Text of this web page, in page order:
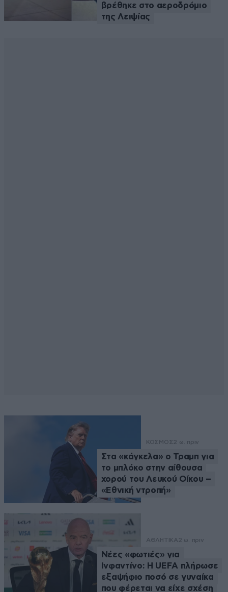
βρέθηκε στο αεροδρόμιο
της Λειψίας
ΚΟΣΜΟΣ2 ω. πριν
Στα «κάγκελα» ο Τραμπ για
το μπλόκο στην αίθουσα
χορού του Λευκού Οίκου –
«Εθνική ντροπή»
ΑΘΛΗΤΙΚΑ2 ω. πριν
Νέες «φωτιές» για
Ινφαντίνο: Η UEFA πλήρωσε
εξαψήφιο ποσό σε γυναίκα
που φέρεται να είχε σχέση